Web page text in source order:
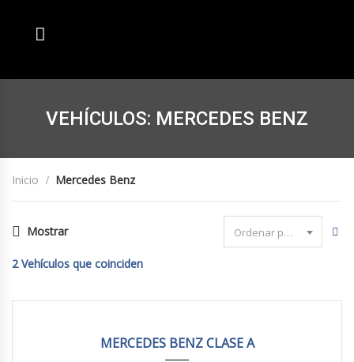
VEHÍCULOS: MERCEDES BENZ
Inicio Mercedes Benz
Mostrar Ordenar por fecha
2 Vehículos que coinciden
MERCEDES BENZ CLASE A